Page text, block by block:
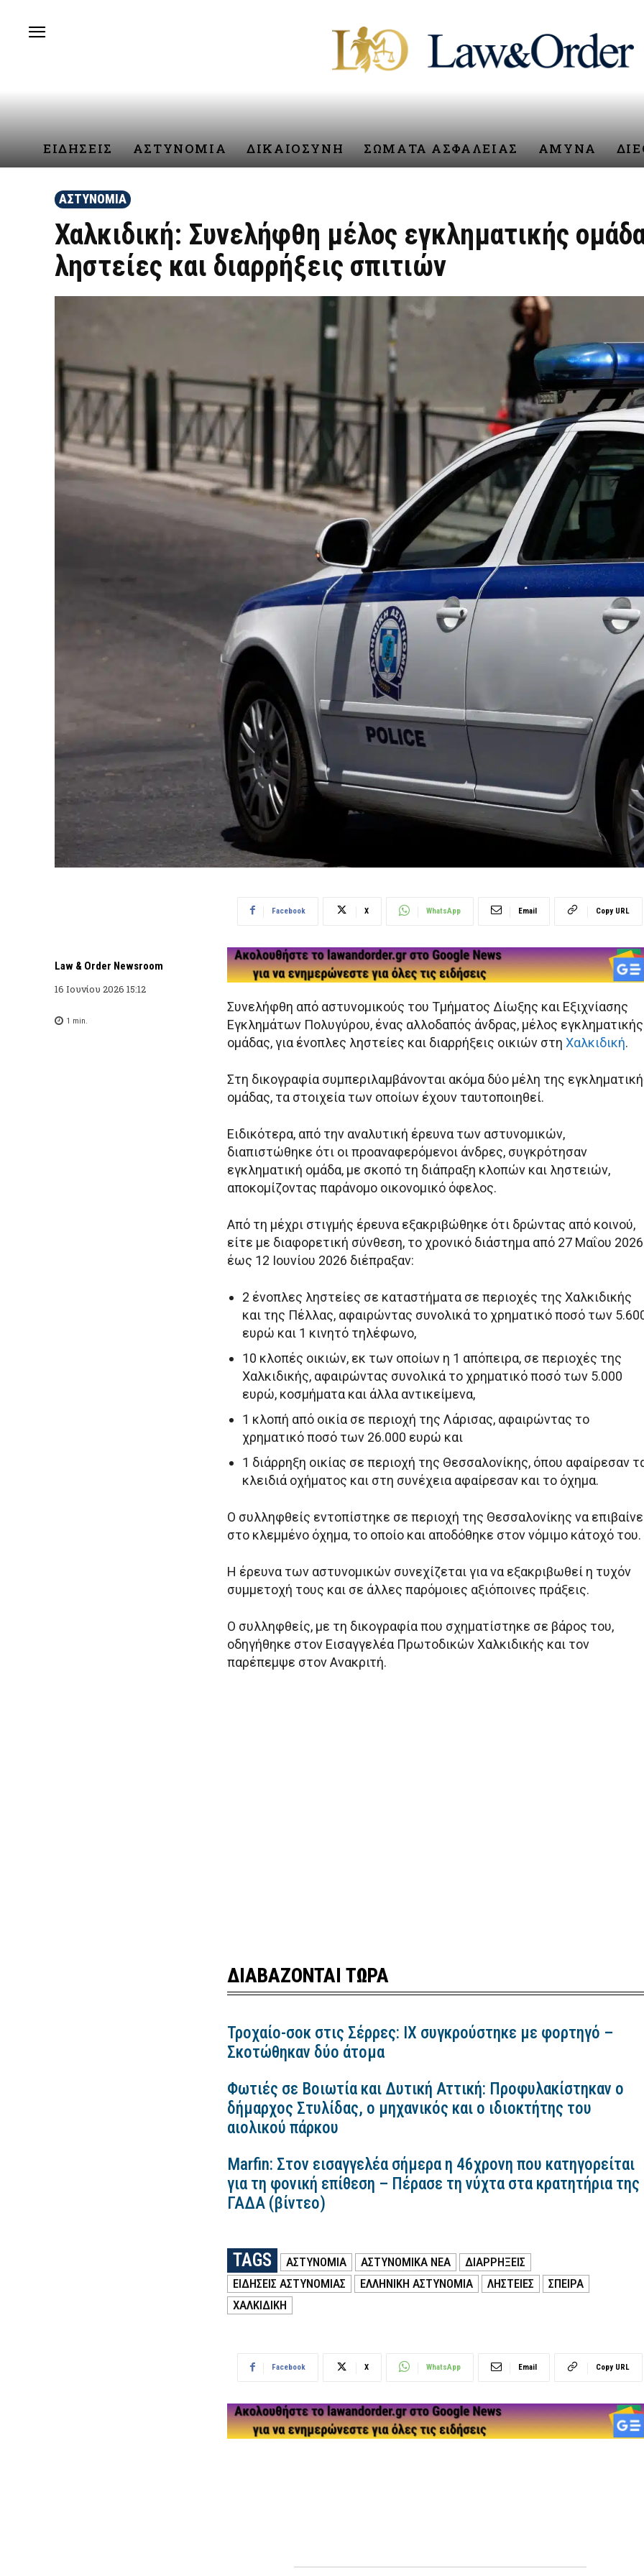
ΕΙΔΗΣΕΙΣ ΑΣΤΥΝΟΜΙΑ ΔΙΚΑΙΟΣΥΝΗ ΣΩΜΑΤΑ ΑΣΦΑΛΕΙΑΣ ΑΜΥΝΑ
ΑΣΤΥΝΟΜΙΑ
Χαλκιδική: Συνελήφθη μέλος εγκληματικής
ληστείες και διαρρήξεις σπιτιών
Law & Order Newsroom
16 Ιουνίου 2026 15:12
1 min.
Facebook X WhatsApp Email Copy URL
Συνελήφθη από αστυνομικούς του Τμήματος Δίωξης και Εξιχνίασης
Εγκλημάτων Πολυγύρου, ένας αλλοδαπός άνδρας, μέλος εγκληματικής
ομάδας, για ένοπλες ληστείες και διαρρήξεις οικιών στη Χαλκιδική.
Στη δικογραφία συμπεριλαμβάνονται ακόμα δύο μέλη της
ομάδας, τα στοιχεία των οποίων έχουν ταυτοποιηθεί.
Ειδικότερα, από την αναλυτική έρευνα των αστυνομικών,
διαπιστώθηκε ότι οι προαναφερόμενοι άνδρες, συγκρότησαν
εγκληματική ομάδα, με σκοπό τη διάπραξη κλοπών και ληστειών,
αποκομίζοντας παράνομο οικονομικό όφελος.
Από τη μέχρι στιγμής έρευνα εξακριβώθηκε ότι δρώντας από κοινού,
είτε με διαφορετική σύνθεση, το χρονικό διάστημα από 27 Μαΐου 2026
έως 12 Ιουνίου 2026 διέπραξαν:
2 ένοπλες ληστείες σε καταστήματα σε περιοχές της Χαλκιδικής
και της Πέλλας, αφαιρώντας συνολικά το χρηματικό ποσό των
ευρώ και 1 κινητό τηλέφωνο,
10 κλοπές οικιών, εκ των οποίων η 1 απόπειρα, σε περιοχές της
Χαλκιδικής, αφαιρώντας συνολικά το χρηματικό ποσό των 5.000
ευρώ, κοσμήματα και άλλα αντικείμενα,
1 κλοπή από οικία σε περιοχή της Λάρισας, αφαιρώντας το
χρηματικό ποσό των 26.000 ευρώ και
1 διάρρηξη οικίας σε περιοχή της Θεσσαλονίκης, όπου αφαίρεσαν
κλειδιά οχήματος και στη συνέχεια αφαίρεσαν και το όχημα.
Ο συλληφθείς εντοπίστηκε σε περιοχή της Θεσσαλονίκης να
στο κλεμμένο όχημα, το οποίο και αποδόθηκε στον νόμιμο κάτοχό του.
Η έρευνα των αστυνομικών συνεχίζεται για να εξακριβωθεί η τυχόν
συμμετοχή τους και σε άλλες παρόμοιες αξιόποινες πράξεις.
Ο συλληφθείς, με τη δικογραφία που σχηματίστηκε σε βάρος του,
οδηγήθηκε στον Εισαγγελέα Πρωτοδικών Χαλκιδικής και τον
παρέπεμψε στον Ανακριτή.
ΔΙΑΒΑΖΟΝΤΑΙ ΤΩΡΑ
Τροχαίο-σοκ στις Σέρρες: ΙΧ συγκρούστηκε με φορτηγό –
Σκοτώθηκαν δύο άτομα
Φωτιές σε Βοιωτία και Δυτική Αττική: Προφυλακίστηκαν ο
δήμαρχος Στυλίδας, ο μηχανικός και ο ιδιοκτήτης του
αιολικού πάρκου
Marfin: Στον εισαγγελέα σήμερα η 46χρονη που κατηγορείται
για τη φονική επίθεση – Πέρασε τη νύχτα στα κρατητήρια της
ΓΑΔΑ (βίντεο)
TAGS ΑΣΤΥΝΟΜΙΑ ΑΣΤΥΝΟΜΙΚΑ ΝΕΑ
ΔΙΑΡΡΗΞΕΙΣ
ΕΙΔΗΣΕΙΣ ΑΣΤΥΝΟΜΙΑΣ
ΕΛΛΗΝΙΚΗ ΑΣΤΥΝΟΜΙΑ ΛΗΣΤΕΙΕΣ
ΣΠΕΙΡΑ
ΧΑΛΚΙΔΙΚΗ
Facebook X WhatsApp Email Copy URL